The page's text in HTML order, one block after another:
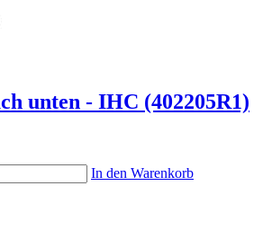
unten - IHC (402205R1)
In den Warenkorb